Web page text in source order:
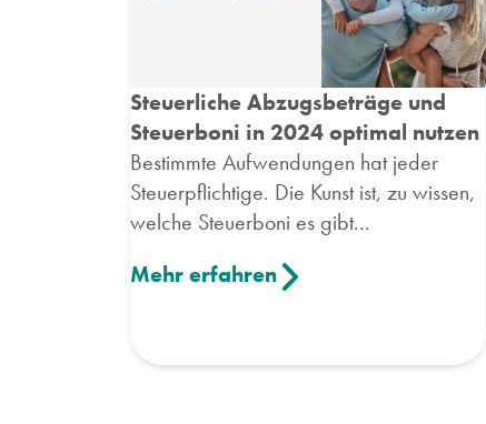
Steuerliche Abzugsbeträge und
Steuerboni in 2024 optimal nutzen
Bestimmte Aufwendungen hat jeder
Steuerpflichtige. Die Kunst ist, zu wissen,
welche Steuerboni es gibt...
Mehr erfahren